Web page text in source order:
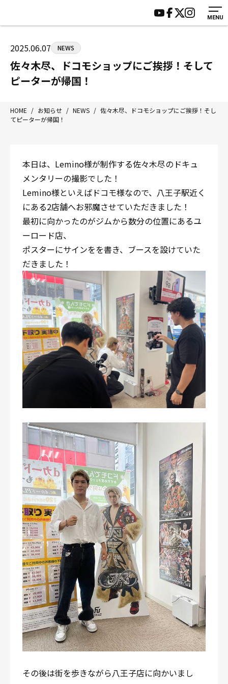
MENU
〒192-0072 東京都八王子市南町3-8 第2原嶋ビル1F
Tel/Fax：042-622-7222
営業時間：月〜土 14:00〜22:00 / 日・祝 14:00〜19:00
HOME
ジムについて
トレーニング
アマ・スパー各大会・キッズ
入会案内
見学・1日体験
施設紹介
会員様の声
サポーター募集
2025.06.07 NEWS
佐々木尽、ドコモショップにご挨拶！そして
ピーターが帰国！
HOME / お知らせ / NEWS / 佐々木尽、ドコモショップにご挨拶！そし
てピーターが帰国！
本日は、Lemino様が制作する佐々木尽のドキュ
メンタリーの撮影でした！
Lemino様といえばドコモ様なので、八王子駅近く
にある2店舗へお邪魔させていただきました！
最初に向かったのがジムから数分の位置にあるユ
ーロード店、
ポスターにサインをを書き、ブースを設けていた
だきました！
その後は街を歩きながら八王子店に向かいまし